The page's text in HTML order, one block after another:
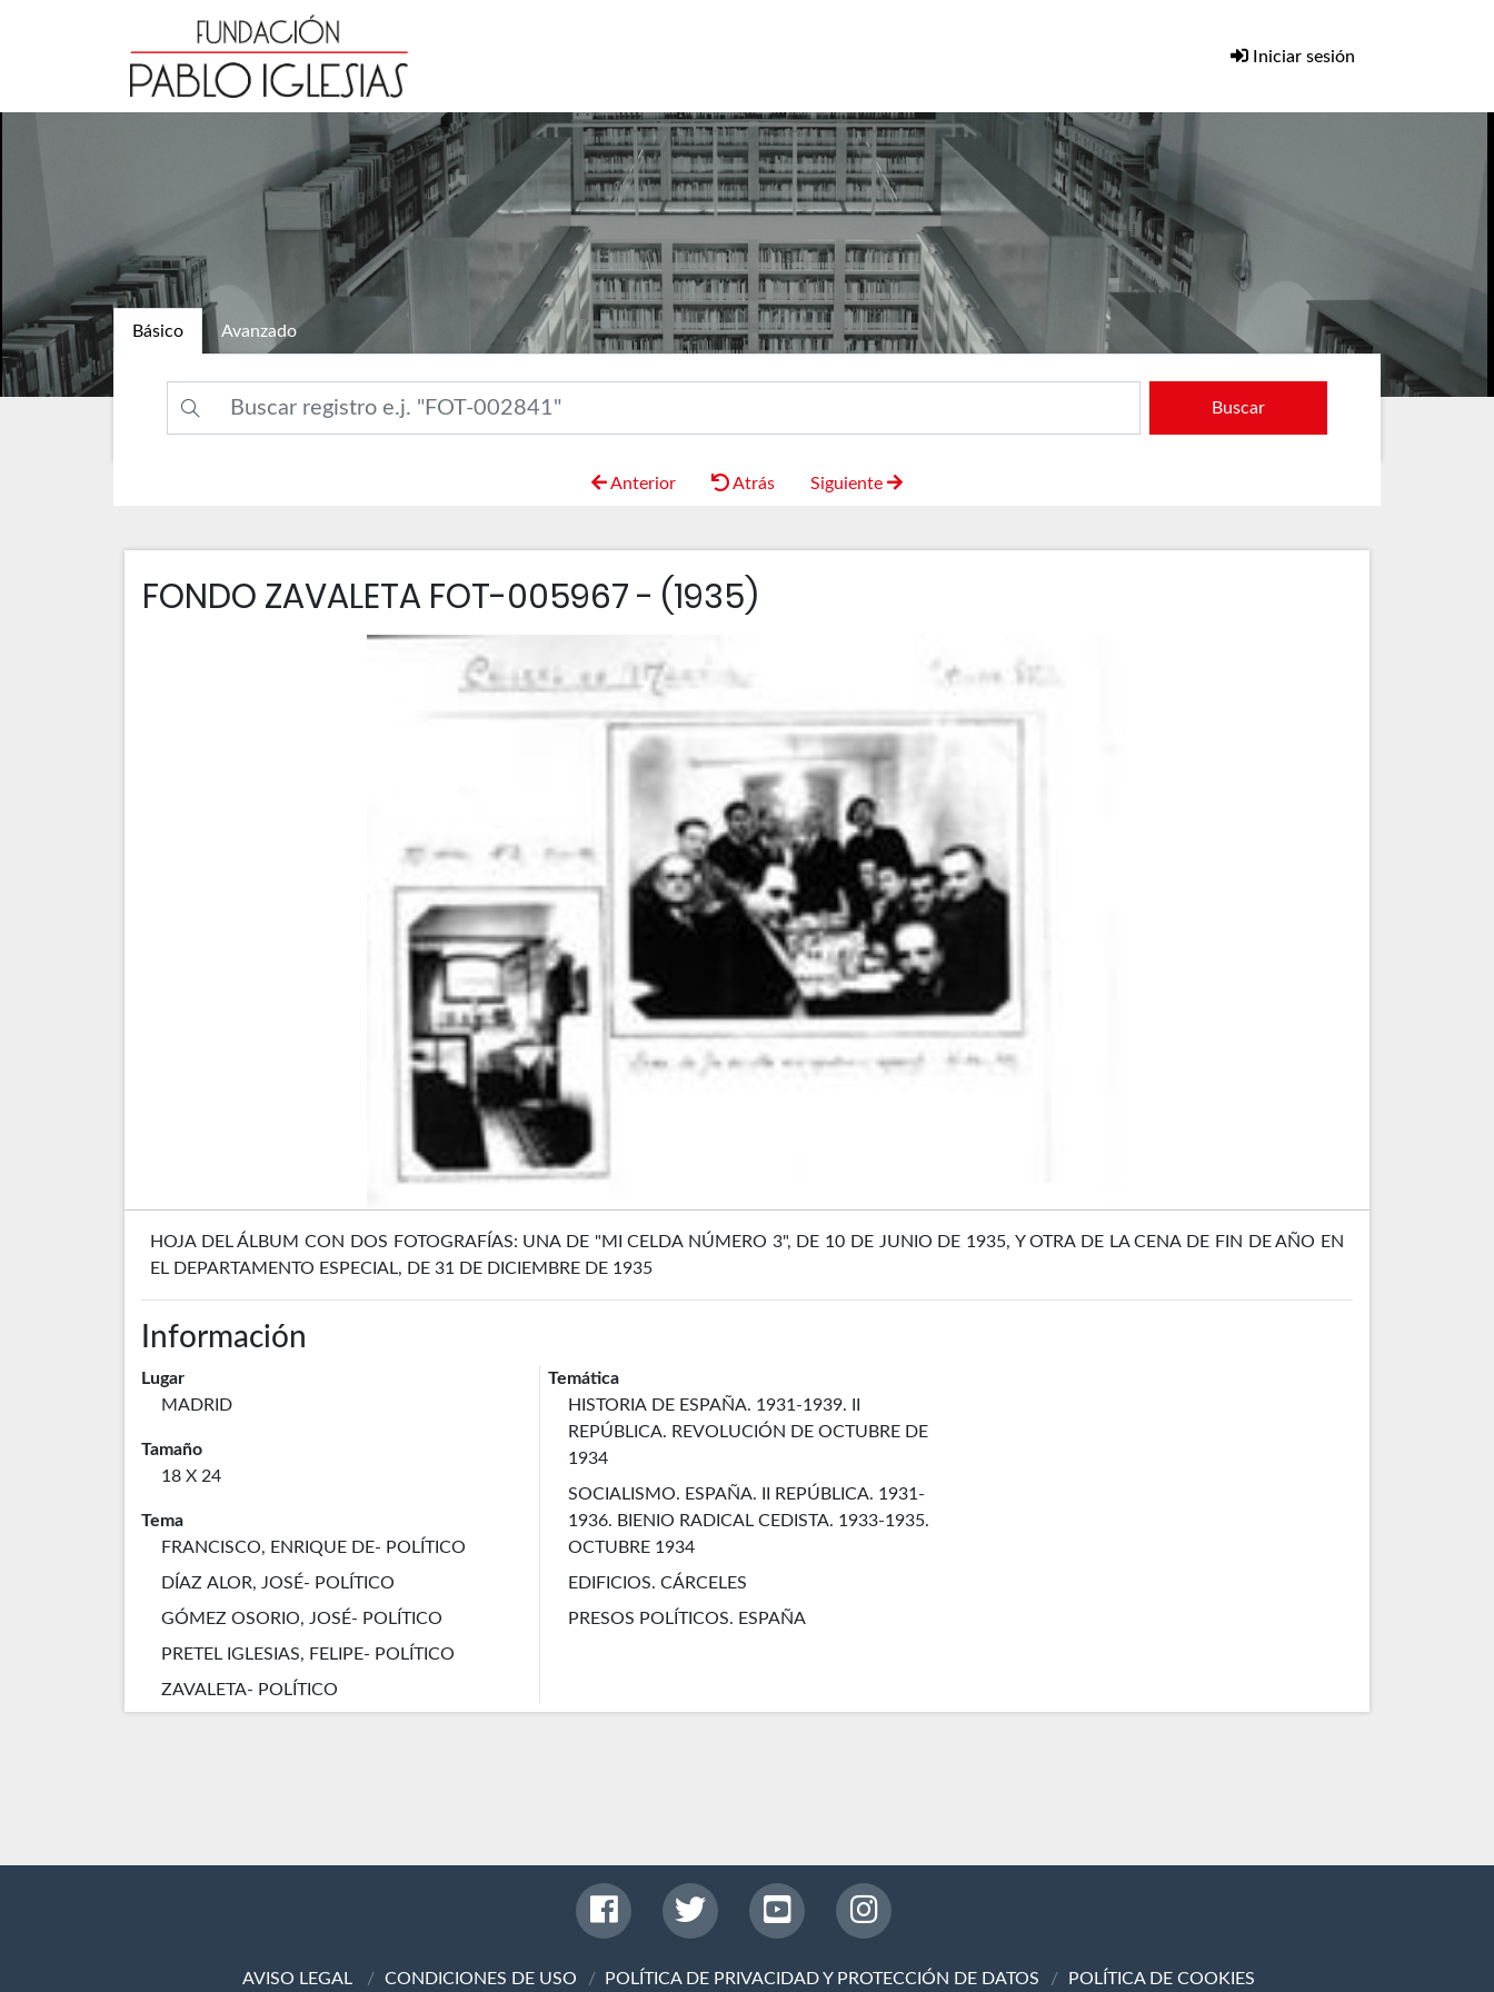
Iniciar sesión
Básico Avanzado
Buscar
Anterior Atrás Siguiente
FONDO ZAVALETA FOT-005967 - (1935)
HOJA DEL ÁLBUM CON DOS FOTOGRAFÍAS: UNA DE "MI CELDA NÚMERO 3", DE 10 DE JUNIO DE 1935, Y OTRA DE LA CENA DE FIN DE AÑO EN
EL DEPARTAMENTO ESPECIAL, DE 31 DE DICIEMBRE DE 1935
Información
Lugar
MADRID
Tamaño
18 X 24
Tema
FRANCISCO, ENRIQUE DE- POLÍTICO
DÍAZ ALOR, JOSÉ- POLÍTICO
GÓMEZ OSORIO, JOSÉ- POLÍTICO
PRETEL IGLESIAS, FELIPE- POLÍTICO
ZAVALETA- POLÍTICO
Temática
HISTORIA DE ESPAÑA. 1931-1939. II
REPÚBLICA. REVOLUCIÓN DE OCTUBRE DE
1934
SOCIALISMO. ESPAÑA. II REPÚBLICA. 1931-
1936. BIENIO RADICAL CEDISTA. 1933-1935.
OCTUBRE 1934
EDIFICIOS. CÁRCELES
PRESOS POLÍTICOS. ESPAÑA
AVISO LEGAL CONDICIONES DE USO POLÍTICA DE PRIVACIDAD Y PROTECCIÓN DE DATOS POLÍTICA DE COOKIES